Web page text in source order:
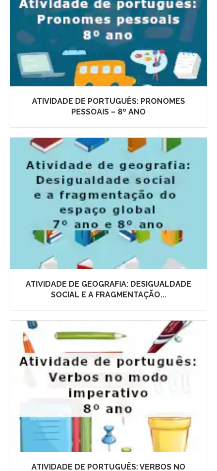
ATIVIDADE DE PORTUGUÊS: PRONOMES
PESSOAIS – 8º ANO
ATIVIDADE DE GEOGRAFIA: DESIGUALDADE
SOCIAL E A FRAGMENTAÇÃO...
ATIVIDADE DE PORTUGUÊS: VERBOS NO